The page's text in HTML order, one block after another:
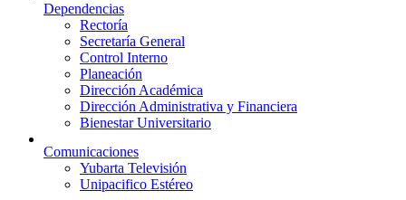
Dependencias
Rectoría
Secretaría General
Control Interno
Planeación
Dirección Académica
Dirección Administrativa y Financiera
Bienestar Universitario
Comunicaciones
Yubarta Televisión
Unipacifico Estéreo